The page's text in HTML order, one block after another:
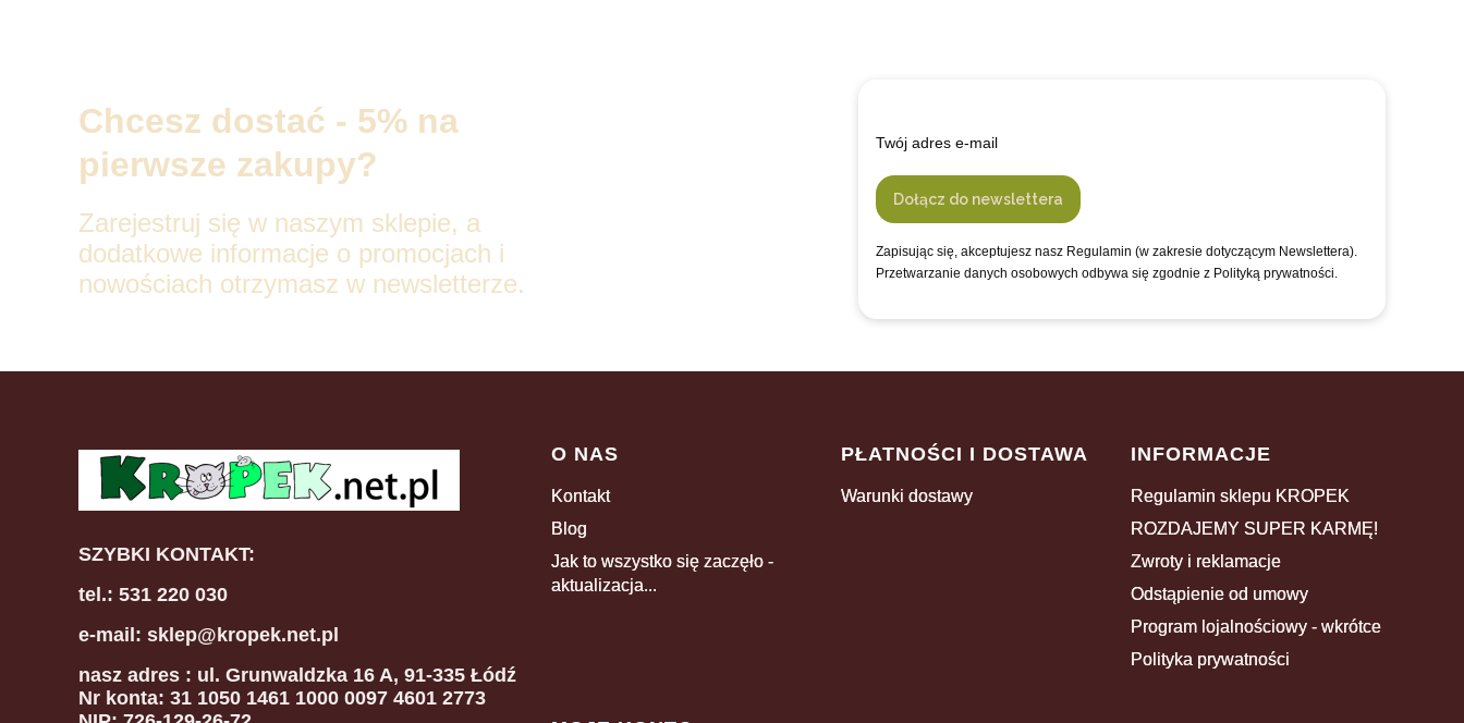
Chcesz dostać - 5% na
pierwsze zakupy?
Zarejestruj się w naszym sklepie, a
dodatkowe informacje o promocjach i
nowościach otrzymasz w newsletterze.
Twój adres e-mail
Dołącz do newslettera
Zapisując się, akceptujesz nasz Regulamin (w zakresie dotyczącym Newslettera).
Przetwarzanie danych osobowych odbywa się zgodnie z Polityką prywatności.
SZYBKI KONTAKT:
tel.: 531 220 030
e-mail: sklep@kropek.net.pl
nasz adres : ul. Grunwaldzka 16 A, 91-335 Łódź
Nr konta: 31 1050 1461 1000 0097 4601 2773
Linki w stopce
O NAS
Kontakt
Blog
Jak to wszystko się zaczęło -
aktualizacja...
PŁATNOŚCI I DOSTAWA
Warunki dostawy
INFORMACJE
Regulamin sklepu KROPEK
ROZDAJEMY SUPER KARMĘ!
Zwroty i reklamacje
Odstąpienie od umowy
Program lojalnościowy - wkrótce
Polityka prywatności